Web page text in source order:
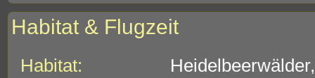
Habitat & Flugzeit
Habitat: